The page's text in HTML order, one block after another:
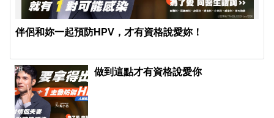
伴侶和妳一起預防HPV，才有資格說愛妳！
做到這點才有資格說愛你
PR